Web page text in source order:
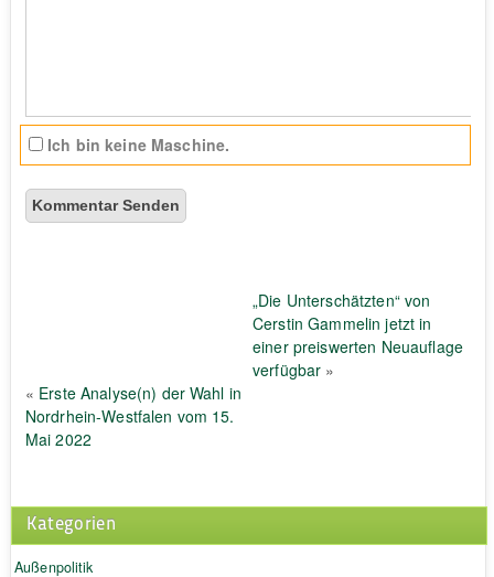
Ich bin keine Maschine.
„Die Unterschätzten“ von
Cerstin Gammelin jetzt in
einer preiswerten Neuauflage
verfügbar »
« Erste Analyse(n) der Wahl in
Nordrhein-Westfalen vom 15.
Mai 2022
Kategorien
Außenpolitik